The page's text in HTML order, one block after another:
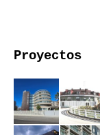
Proyectos